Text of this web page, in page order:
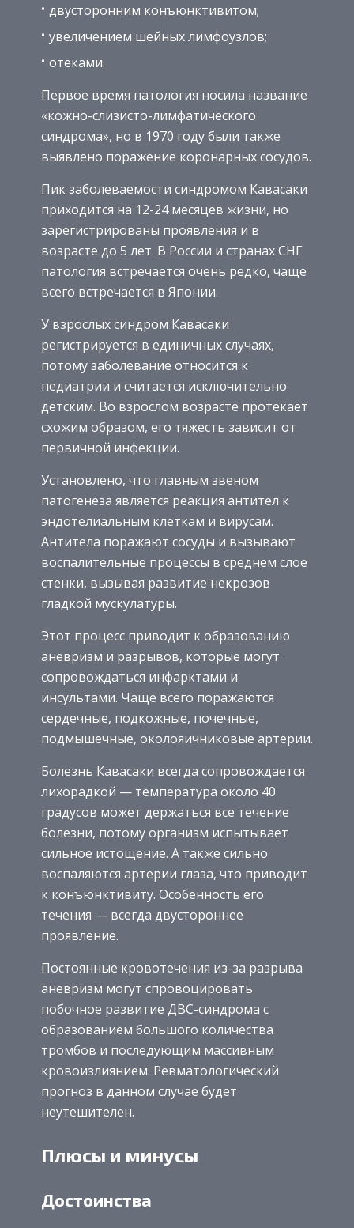
двусторонним конъюнктивитом;
увеличением шейных лимфоузлов;
отеками.
Первое время патология носила название
«кожно-слизисто-лимфатического
синдрома», но в 1970 году были также
выявлено поражение коронарных сосудов.
Пик заболеваемости синдромом Кавасаки
приходится на 12-24 месяцев жизни, но
зарегистрированы проявления и в
возрасте до 5 лет. В России и странах СНГ
патология встречается очень редко, чаще
всего встречается в Японии.
У взрослых синдром Кавасаки
регистрируется в единичных случаях,
потому заболевание относится к
педиатрии и считается исключительно
детским. Во взрослом возрасте протекает
схожим образом, его тяжесть зависит от
первичной инфекции.
Установлено, что главным звеном
патогенеза является реакция антител к
эндотелиальным клеткам и вирусам.
Антитела поражают сосуды и вызывают
воспалительные процессы в среднем слое
стенки, вызывая развитие некрозов
гладкой мускулатуры.
Этот процесс приводит к образованию
аневризм и разрывов, которые могут
сопровождаться инфарктами и
инсультами. Чаще всего поражаются
сердечные, подкожные, почечные,
подмышечные, околояичниковые артерии.
Болезнь Кавасаки всегда сопровождается
лихорадкой — температура около 40
градусов может держаться все течение
болезни, потому организм испытывает
сильное истощение. А также сильно
воспаляются артерии глаза, что приводит
к конъюнктивиту. Особенность его
течения — всегда двустороннее
проявление.
Постоянные кровотечения из-за разрыва
аневризм могут спровоцировать
побочное развитие ДВС-синдрома с
образованием большого количества
тромбов и последующим массивным
кровоизлиянием. Ревматологический
прогноз в данном случае будет
неутешителен.
Плюсы и минусы
Достоинства